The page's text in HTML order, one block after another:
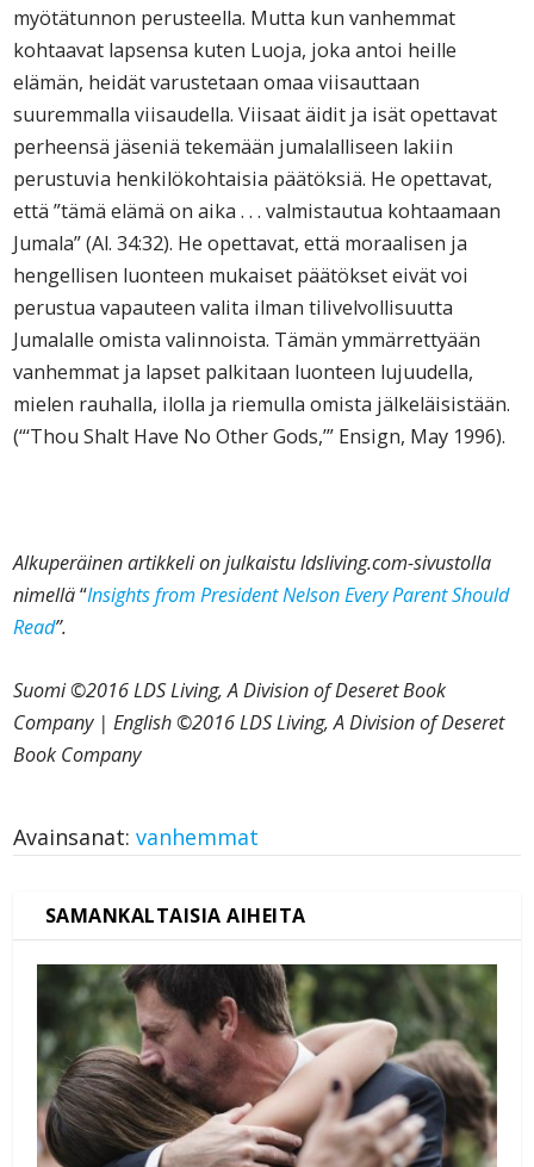
myötätunnon perusteella. Mutta kun vanhemmat
kohtaavat lapsensa kuten Luoja, joka antoi heille
elämän, heidät varustetaan omaa viisauttaan
suuremmalla viisaudella. Viisaat äidit ja isät opettavat
perheensä jäseniä tekemään jumalalliseen lakiin
perustuvia henkilökohtaisia päätöksiä. He opettavat,
että ”tämä elämä on aika . . . valmistautua kohtaamaan
Jumala” (Al. 34:32). He opettavat, että moraalisen ja
hengellisen luonteen mukaiset päätökset eivät voi
perustua vapauteen valita ilman tilivelvollisuutta
Jumalalle omista valinnoista. Tämän ymmärrettyään
vanhemmat ja lapset palkitaan luonteen lujuudella,
mielen rauhalla, ilolla ja riemulla omista jälkeläisistään.
(“‘Thou Shalt Have No Other Gods,’” Ensign, May 1996).
Alkuperäinen artikkeli on julkaistu ldsliving.com-sivustolla
nimellä“Insights from President Nelson Every Parent Should
Read”.
Suomi ©2016 LDS Living, A Division of Deseret Book
Company | English ©2016 LDS Living, A Division of Deseret
Book Company
Avainsanat:vanhemmat